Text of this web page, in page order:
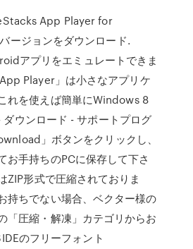
App Player for
ージョンをダウンロード.
アプリをエミュレートできま
Player」は小さなアプリケ
れを使えば簡単にWindows 8
ウンロード - サポートプログ
」ボタンをクリックし、
お手持ちのPCに保存して下さ
ZIP形式で圧縮されておりま
持ちでない場合、ベクター様の
「圧縮・解凍」カテゴリからお
のフリーフォント